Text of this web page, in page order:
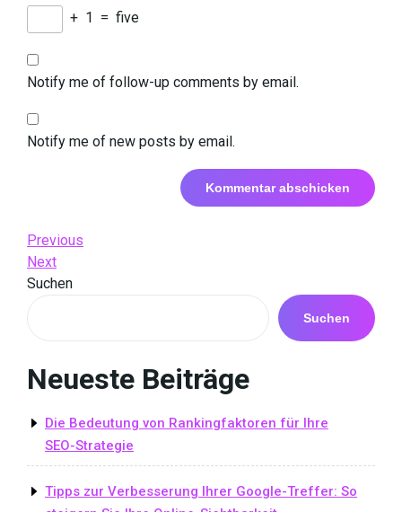
+ 1 = five
Notify me of follow-up comments by email.
Notify me of new posts by email.
Beitrags-
Navigation
Previous
Post
Previous
Next
Post
Next
Suchen
Suchen
Neueste Beiträge
Die Bedeutung von Rankingfaktoren für Ihre
SEO-Strategie
Tipps zur Verbesserung Ihrer Google-Treffer: So